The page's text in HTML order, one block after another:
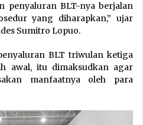
penyaluran BLT-nya berjalan
yang diharapkan,” ujar
Sumitro Lopuo.
BLT triwulan ketiga
awal, itu dimaksudkan agar
manfaatnya oleh para